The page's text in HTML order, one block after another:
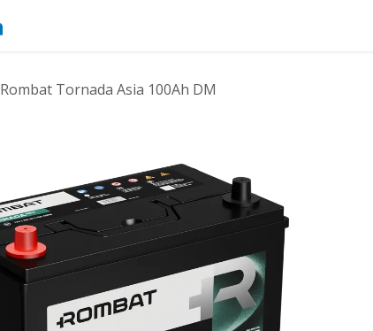
Rombat Tornada Asia 100Ah DM